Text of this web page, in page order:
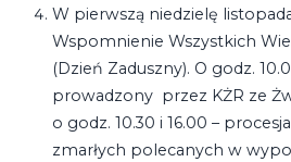
W pierwszą niedzielę
Wspomnienie Wszystkich
(Dzień Zaduszny). O godz.
prowadzony przez KŻR ze
o godz. 10.30 i 16.00 –
zmarłych polecanych w